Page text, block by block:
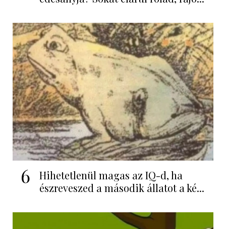
6
Hihetetlenül magas az IQ-d, ha
észreveszed a második állatot a ké...